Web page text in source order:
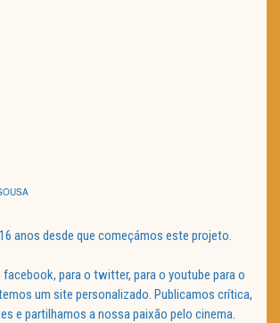
anos desde que começámos este projeto.
facebook, para o twitter, para o youtube para o
um site personalizado. Publicamos crítica,
e partilhamos a nossa paixão pelo cinema.